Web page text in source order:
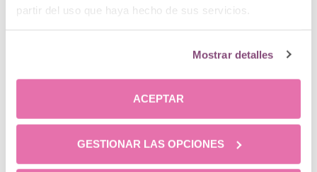
partir del uso que haya hecho de sus servicios.
Mostrar detalles
ACEPTAR
GESTIONAR LAS OPCIONES
Noticias recientes
después – Clínica Menorca en
Mujer Global